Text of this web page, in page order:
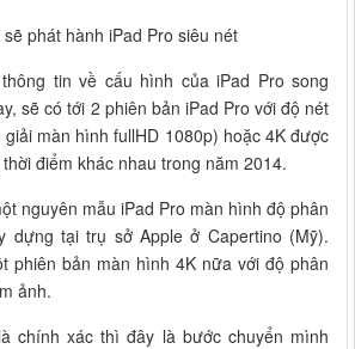
tin về cấu hình của iPad Pro song
sẽ có tới 2 phiên bản iPad Pro với độ nét
màn hình fullHD 1080p) hoặc 4K được
điểm khác nhau trong năm 2014.
nguyên mẫu iPad Pro màn hình độ phân
dựng tại trụ sở Apple ở Capertino (Mỹ).
phiên bản màn hình 4K nữa với độ phân
ảnh.
chính xác thì đây là bước chuyển mình